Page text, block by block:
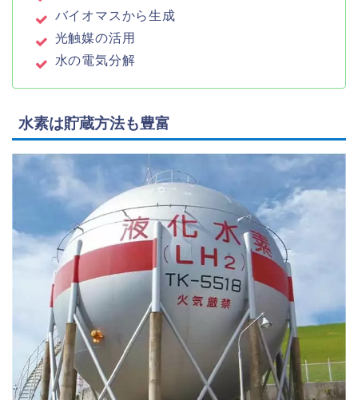
バイオマスから生成
光触媒の活用
水の電気分解
水素は貯蔵方法も豊富